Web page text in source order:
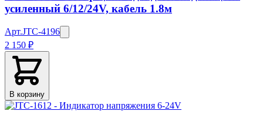
усиленный 6/12/24V, кабель 1.8м
Арт.JTC-4196
2 150 ₽
В корзину